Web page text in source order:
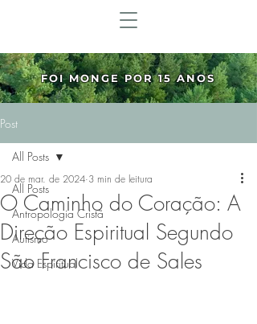
FOI MONGE POR 15 ANOS
Post
All Posts
Antropologia Cristã
Autismo
Vida Espiritual
All Posts
O Caminho do Coração: A
Direção Espiritual Segundo
São Francisco de Sales
20 de mar. de 2024 3 min de leitura